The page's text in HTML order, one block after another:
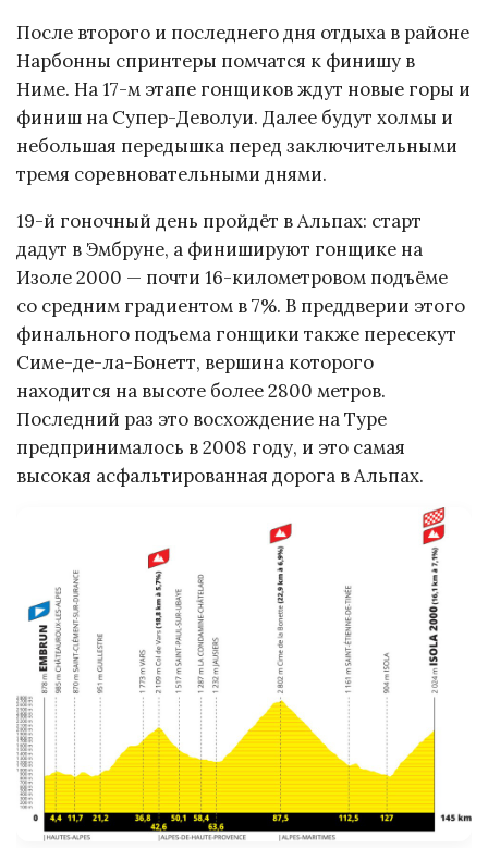
После второго и последнего дня отдыха в районе
Нарбонны спринтеры помчатся к финишу в
Ниме. На 17-м этапе гонщиков ждут новые горы и
финиш на Супер-Деволуи. Далее будут холмы и
небольшая передышка перед заключительными
тремя соревновательными днями.
19-й гоночный день пройдёт в Альпах: старт
дадут в Эмбруне, а финишируют гонщике на
Изоле 2000 — почти 16-километровом подъёме
со средним градиентом в 7%. В преддверии этого
финального подъема гонщики также пересекут
Симе-де-ла-Бонетт, вершина которого
находится на высоте более 2800 метров.
Последний раз это восхождение на Туре
предпринималось в 2008 году, и это самая
высокая асфальтированная дорога в Альпах.